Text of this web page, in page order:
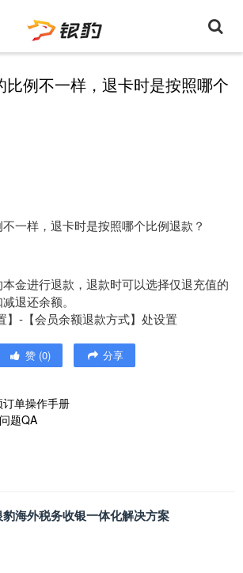
比例不一样，退卡时是按照哪个
一样，退卡时是按照哪个比例退款？
金进行退款，退款时可以选择仅退充值的
退还余额。
】-【会员余额退款方式】处设置
赞 (0) 分享
单操作手册
题QA
豹海外税务收银一体化解决方案